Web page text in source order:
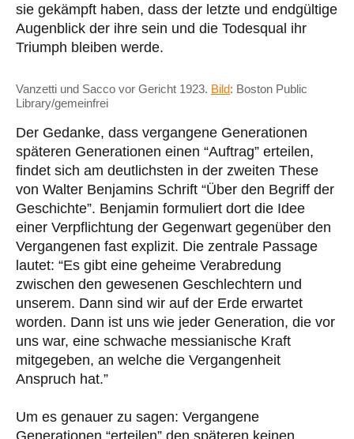
sie gekämpft haben, dass der letzte und endgültige
Augenblick der ihre sein und die Todesqual ihr
Triumph bleiben werde.
Vanzetti und Sacco vor Gericht 1923. Bild: Boston Public
Library/gemeinfrei
Der Gedanke, dass vergangene Generationen
späteren Generationen einen “Auftrag” erteilen,
findet sich am deutlichsten in der zweiten These
von Walter Benjamins Schrift “Über den Begriff der
Geschichte”. Benjamin formuliert dort die Idee
einer Verpflichtung der Gegenwart gegenüber den
Vergangenen fast explizit. Die zentrale Passage
lautet: “Es gibt eine geheime Verabredung
zwischen den gewesenen Geschlechtern und
unserem. Dann sind wir auf der Erde erwartet
worden. Dann ist uns wie jeder Generation, die vor
uns war, eine schwache messianische Kraft
mitgegeben, an welche die Vergangenheit
Anspruch hat.”
Um es genauer zu sagen: Vergangene
Generationen “erteilen” den späteren keinen